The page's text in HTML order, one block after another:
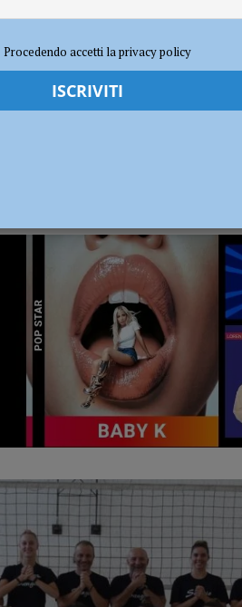
2026/2027 NOTIZIE
Procedendo accetti la privacy policy